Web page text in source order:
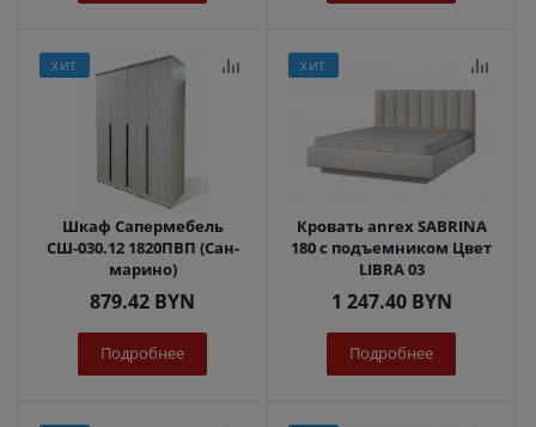
ХИТ
Шкаф Сапермебель
СШ-030.12 1820ПВП (Сан-
марино)
879.42 BYN
Подробнее
ХИТ
Кровать anrex SABRINA
180 с подъемником Цвет
LIBRA 03
1 247.40BYN
Подробнее